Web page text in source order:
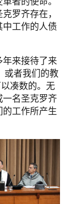
罗齐存在，
工作的人债
来接待了来
或者我们的教
凑数的。无
一名圣克罗齐
工作所产生